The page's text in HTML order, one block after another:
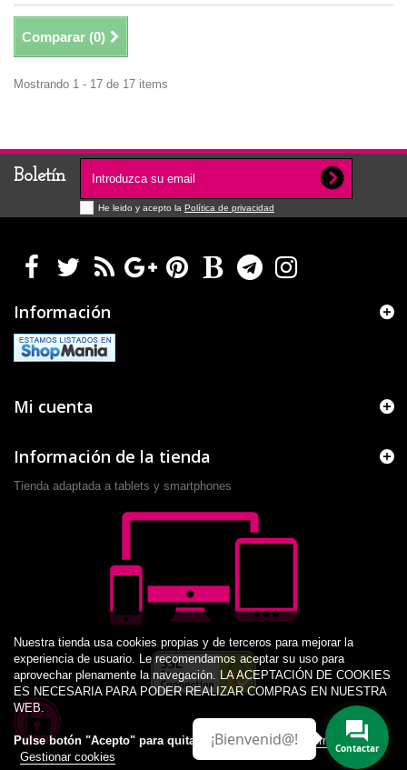
Comparar (0)
Mostrando 1 - 17 de 17 items
Boletín
He leido y acepto la Política de privacidad
Información
Mi cuenta
Información de la tienda
Tienda adaptada a tablets y smartphones
¡Bienvenid@!
Nuestra tienda usa cookies propias y de terceros para mejorar la
experiencia de usuario. Le recomendamos aceptar su uso para
aprovechar plenamente la navegación. LA ACEPTACIÓN DE COOKIES
ES NECESARIA PARA PODER REALIZAR COMPRAS EN NUESTRA
WEB.
Pulse botón "Acepto" para quitar este aviso.
Más información
Gestionar cookies